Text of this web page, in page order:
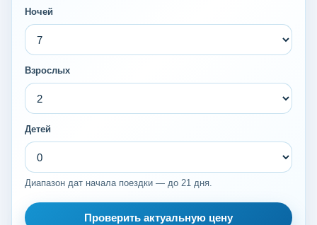
Ночей
Взрослых
Детей
Диапазон дат начала поездки — до 21 дня.
Проверить актуальную цену